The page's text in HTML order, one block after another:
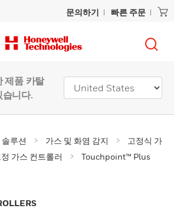
문의하기 빠른 주문
제품 카탈
습니다.
솔루션 가스 및 화염 감지
고정식 가
정 가스 컨트롤러
Touchpoint™ Plus